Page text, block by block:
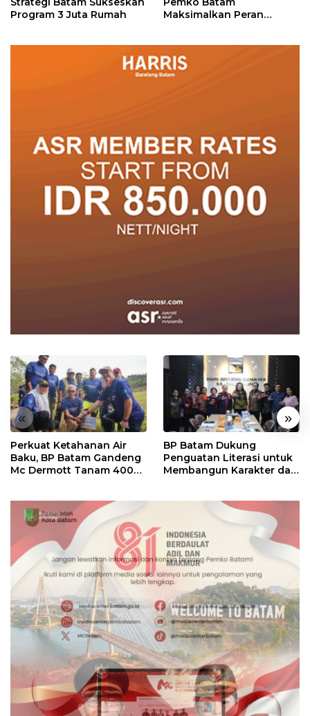
Program 3 Juta Rumah
Maksimalkan Peran
« »
Perkuat Ketahanan Air
Baku, BP Batam Gandeng
Mc Dermott Tanam 400
BP Batam Dukung
Penguatan Literasi untuk
Membangun Karakter dan